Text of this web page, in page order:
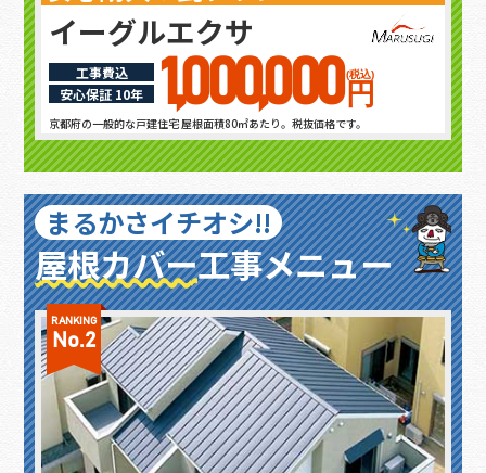
イーグルエクサ
工事費込
安心保証 10年
1,000,000 円
(税込)
京都府の一般的な戸建住宅 屋根面積80㎡あたり。税抜価格です。
まるかさイチオシ!!
屋根カバー工事メニュー
RANKING
No.2